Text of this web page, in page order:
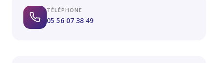
TÉLÉPHONE
05 56 07 38 49